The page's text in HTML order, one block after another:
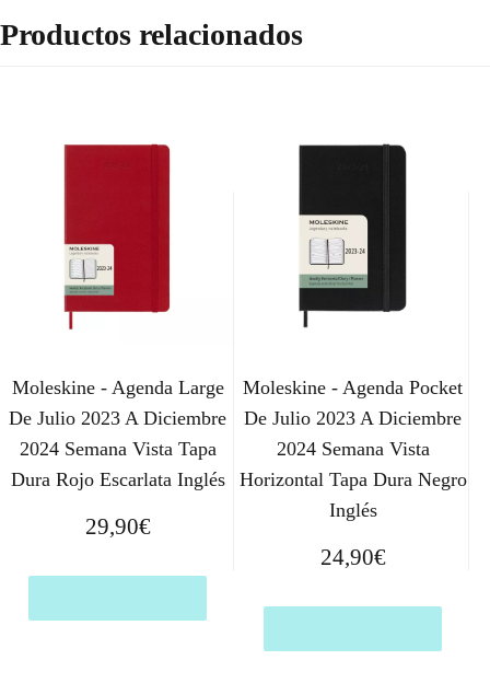
Productos relacionados
Moleskine - Agenda Large
De Julio 2023 A Diciembre
2024 Semana Vista Tapa
Dura Rojo Escarlata Inglés
29,90€
Moleskine - Agenda Pocket
De Julio 2023 A Diciembre
2024 Semana Vista
Horizontal Tapa Dura Negro
Inglés
24,90€